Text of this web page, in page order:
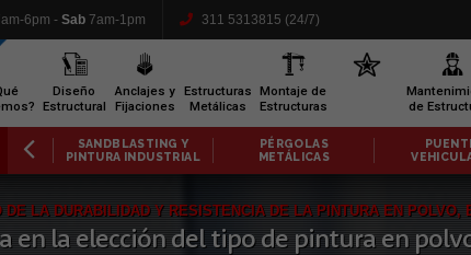
6pm - Sab 7am-1pm 311 5313815 (24/7)
Diseño
Estructural
Anclajes y
Fijaciones
Estructuras
Metálicas
Montaje de
Estructuras
de
Y
PÉRGOLAS
METÁLICAS
PUENTES
VEHICULARES
DE LA DURABILIDAD Y RESISTENCIA DE LA PINTURA EN
en la elección del tipo de pintura en